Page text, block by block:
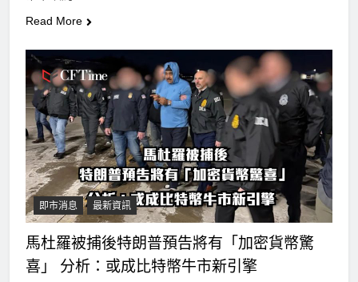
Read More
即市消息 最新資訊
馬杜羅被捕後特朗普預告將有「加密貨幣驚
喜」 分析：或成比特幣牛市新引擎